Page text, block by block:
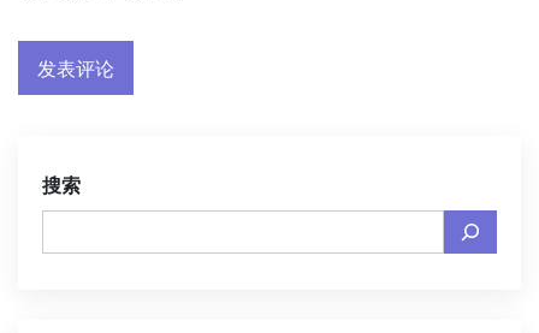
搜索